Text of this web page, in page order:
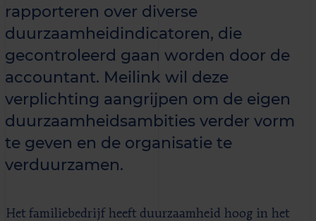
rapporteren over diverse
duurzaamheidindicatoren, die
gecontroleerd gaan worden door de
accountant. Meilink wil deze
verplichting aangrijpen om de eigen
duurzaamheidsambities verder vorm
te geven en de organisatie te
verduurzamen.
Het familiebedrijf heeft duurzaamheid hoog in het